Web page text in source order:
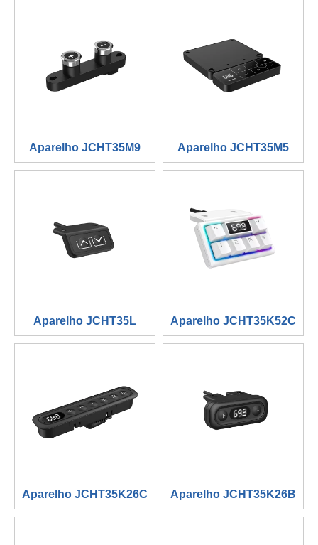
Aparelho JCHT35M9 Aparelho JCHT35M5
Aparelho JCHT35L Aparelho JCHT35K52C
Aparelho JCHT35K26C Aparelho JCHT35K26B